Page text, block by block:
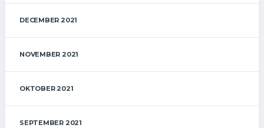
DECEMBER 2021
NOVEMBER 2021
OKTOBER 2021
SEPTEMBER 2021